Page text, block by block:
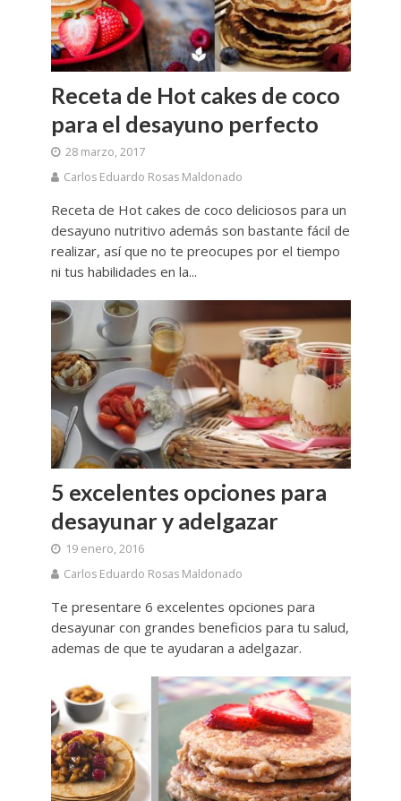
Receta de Hot cakes de coco
para el desayuno perfecto
28 marzo, 2017
Carlos Eduardo Rosas Maldonado
Receta de Hot cakes de coco deliciosos para un
desayuno nutritivo además son bastante fácil de
realizar, así que no te preocupes por el tiempo
ni tus habilidades en la...
5 excelentes opciones para
desayunar y adelgazar
19 enero, 2016
Carlos Eduardo Rosas Maldonado
Te presentare 6 excelentes opciones para
desayunar con grandes beneficios para tu salud,
ademas de que te ayudaran a adelgazar.